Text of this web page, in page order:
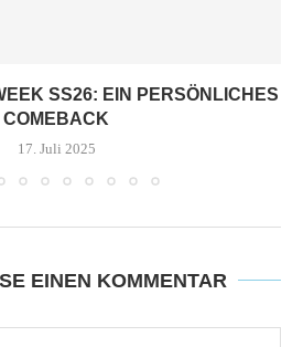
SS26: EIN PERSÖNLICHES
COMEBACK
17. Juli 2025
EINEN KOMMENTAR